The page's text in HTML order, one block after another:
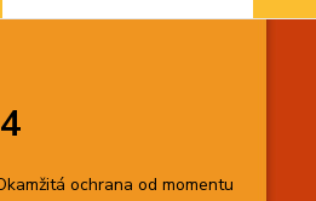
ochrana od momentu